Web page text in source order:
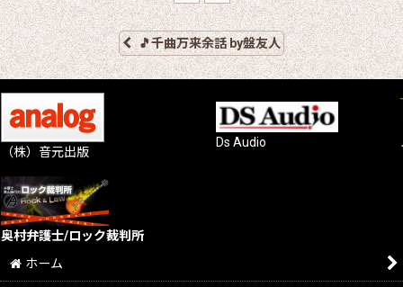
🎵千曲万来余話 by盤友人
（株）音元出版
Ds Audio
奥村弁護士/ロック裁判所
ホーム